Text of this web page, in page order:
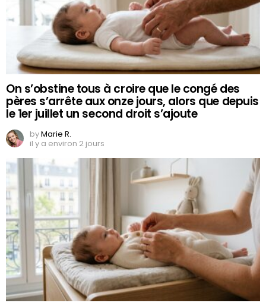
On s’obstine tous à croire que le congé des
pères s’arrête aux onze jours, alors que depuis
le 1er juillet un second droit s’ajoute
byMarie R.
il y a environ 2 jours